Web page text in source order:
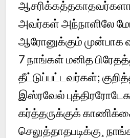
அவர்கள் அந்நாளிலே
ஆரோனுக்கும் முன்பாக
7நாங்கள் மனித
தீட்டுப்பட்டவர்கள்;
இஸ்ரவேல்
கர்த்தருக்குக்
செலுத்தாதபடிக்கு¸